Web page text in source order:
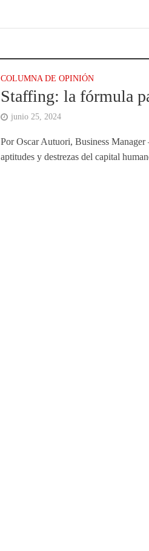
COLUMNA DE OPINIÓN
Staffing: la fórmula
junio 25, 2024
Por Oscar Autuori, Business
aptitudes y destrezas del capital